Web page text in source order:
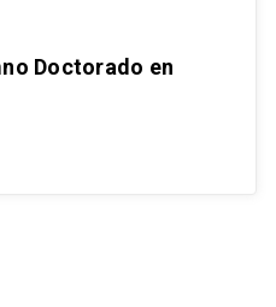
Doctorado en